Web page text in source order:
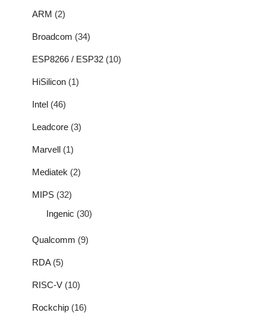
ARM (2)
Broadcom (34)
ESP8266 / ESP32 (10)
HiSilicon (1)
Intel (46)
Leadcore (3)
Marvell (1)
Mediatek (2)
MIPS (32)
Ingenic (30)
Qualcomm (9)
RDA(5)
RISC-V (10)
Rockchip (16)